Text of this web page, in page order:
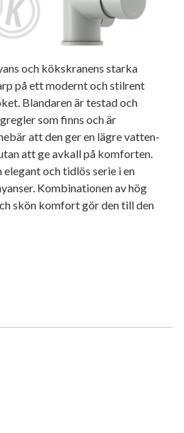
och kökskranens starka
på ett modernt och stilrent
Blandaren är testad och
som finns och är
att den ger en lägre vatten-
att ge avkall på komforten.
och tidlös serie i en
Kombinationen av hög
skön komfort gör den till den
och temperaturspärr
i metallomspunnen Soft PEX®,
eller 360°
KV ej omställbar till VV